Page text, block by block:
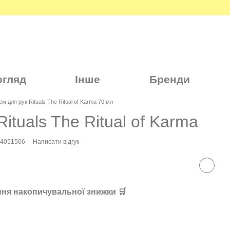
Інше Бренди
для рук Rituals The Ritual of Karma 70 мл
The Ritual of Karma
Написати відгук
накопичувальної знижки 🛒